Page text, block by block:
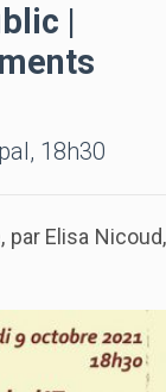
|
18h30
par Elisa Nicoud,